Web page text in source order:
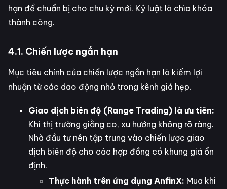
hạn để chuẩn bị cho chu kỳ mới. Kỷ luật là chìa khóa
thành công.
4.1. Chiến lược ngắn hạn
Mục tiêu chính của chiến lược ngắn hạn là kiếm lợi
nhuận từ các dao động nhỏ trong kênh giá hẹp.
Giao dịch biên độ (Range Trading) là ưu tiên:
Khi thị trường giằng co, xu hướng không rõ ràng.
Nhà đầu tư nên tập trung vào chiến lược giao
dịch biên độ cho các hợp đồng có khung giá ổn
định.
Thực hành trên ứng dụng AnfinX: Mua khi